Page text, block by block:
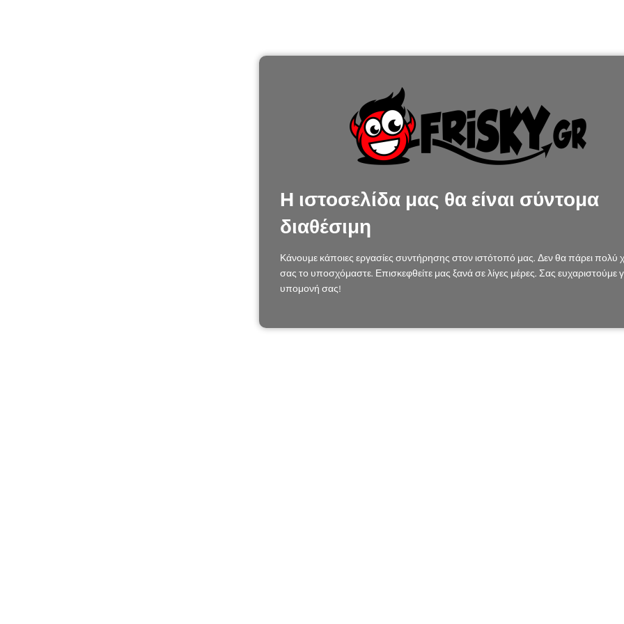
Η ιστοσελίδα μας θα είναι σύντομα
διαθέσιμη
Κάνουμε κάποιες εργασίες συντήρησης στον ιστότοπό μας. Δεν θα πάρει πολύ
σας το υποσχόμαστε. Επισκεφθείτε μας ξανά σε λίγες μέρες. Σας ευχαριστούμε
υπομονή σας!